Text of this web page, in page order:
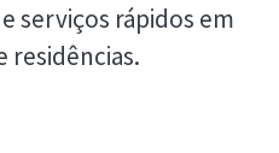
serviços rápidos em
residências.